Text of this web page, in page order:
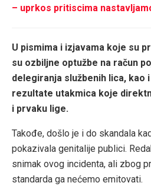
– uprkos pritiscima
U pismima i izjavama koje su
su ozbiljne optužbe na račun
delegiranja službenih lica, kao
rezultate utakmica koje
i prvaku lige.
Takođe, došlo je i do skandala
pokazivala genitalije publici.
snimak ovog incidenta, ali zbog
standarda ga nećemo emitovati.